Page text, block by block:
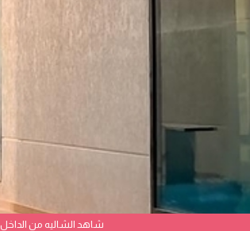
شاهد الشاليه من الداخل